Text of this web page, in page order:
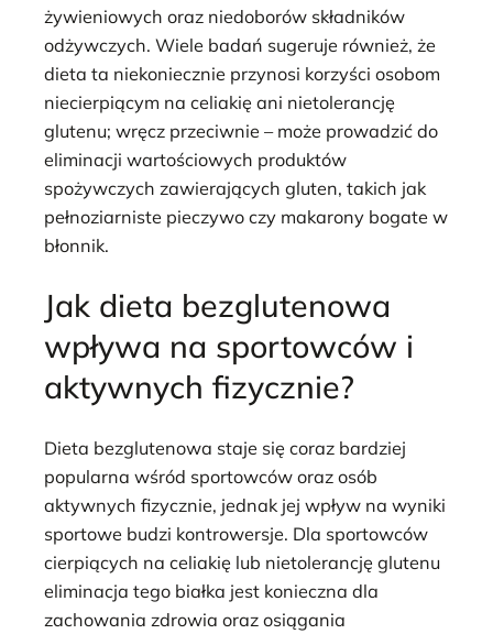
żywieniowych oraz niedoborów składników
odżywczych. Wiele badań sugeruje również, że
dieta ta niekoniecznie przynosi korzyści osobom
niecierpiącym na celiakię ani nietolerancję
glutenu; wręcz przeciwnie – może prowadzić do
eliminacji wartościowych produktów
spożywczych zawierających gluten, takich jak
pełnoziarniste pieczywo czy makarony bogate w
błonnik.
Jak dieta bezglutenowa
wpływa na sportowców i
aktywnych fizycznie?
Dieta bezglutenowa staje się coraz bardziej
popularna wśród sportowców oraz osób
aktywnych fizycznie, jednak jej wpływ na wyniki
sportowe budzi kontrowersje. Dla sportowców
cierpiących na celiakię lub nietolerancję glutenu
eliminacja tego białka jest konieczna dla
zachowania zdrowia oraz osiągania